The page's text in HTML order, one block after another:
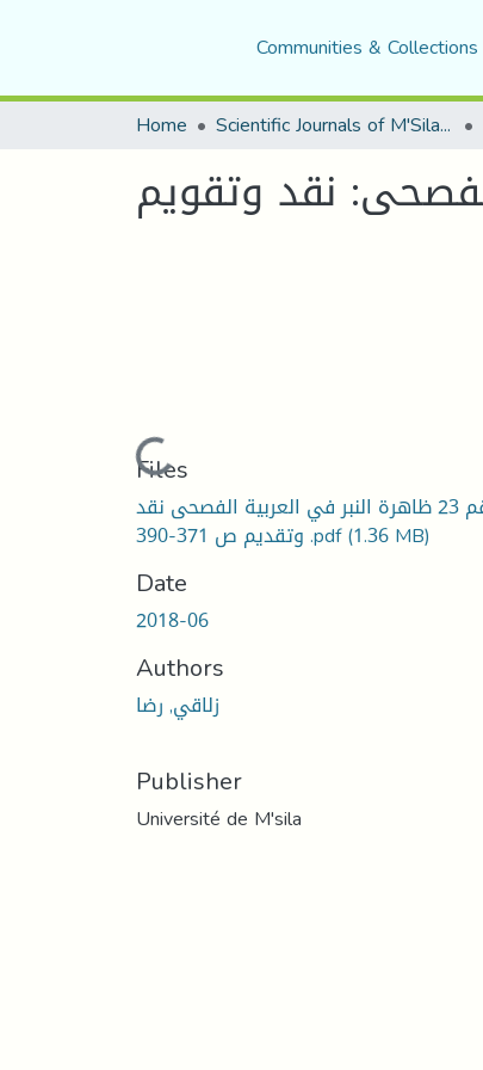
Communities & Collections
Home Scientific Journals of M'Sila University
Loading...
Files
رقم 23 ظاهرة النبر في العربية الفصحى نقد
وتقديم ص 371-390 .pdf(1.36 MB)
Date
2018-06
Authors
زلاقي, رضا
Publisher
Université de M'sila